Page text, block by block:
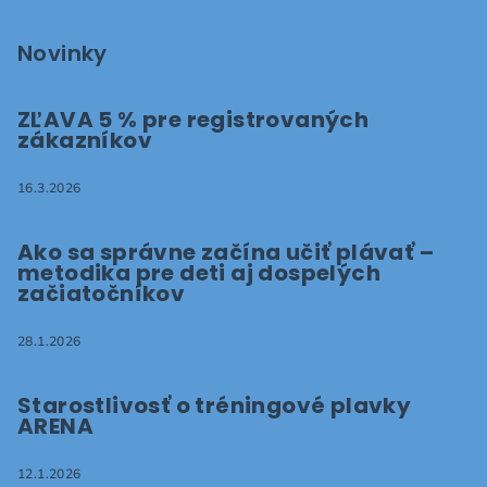
Novinky
ZĽAVA 5 % pre registrovaných
zákazníkov
16.3.2026
Ako sa správne začína učiť plávať –
metodika pre deti aj dospelých
začiatočníkov
28.1.2026
Starostlivosť o tréningové plavky
ARENA
12.1.2026